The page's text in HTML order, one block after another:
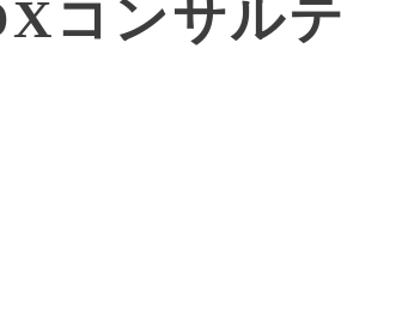
Xコ ンサルテ